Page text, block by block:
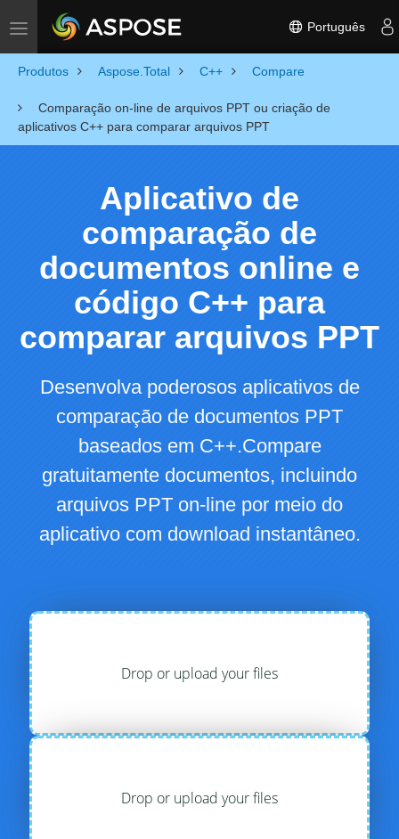
Toggle navigation Português
Produtos Aspose.Total C++ Compare
Comparação on-line de arquivos PPT ou criação de
aplicativos C++ para comparar arquivos PPT
Aplicativo de
comparação de
documentos online e
código C++ para
comparar arquivos PPT
Desenvolva poderosos aplicativos de
comparação de documentos PPT
baseados em C++.Compare
gratuitamente documentos, incluindo
arquivos PPT on-line por meio do
aplicativo com download instantâneo.